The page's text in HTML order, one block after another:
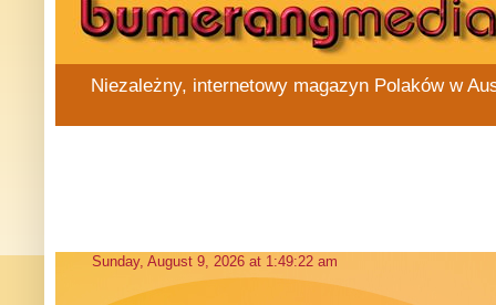
Niezależny, internetowy magazyn Polaków w